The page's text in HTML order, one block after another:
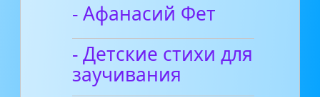
- Афанасий Фет
- Детские стихи для
заучивания